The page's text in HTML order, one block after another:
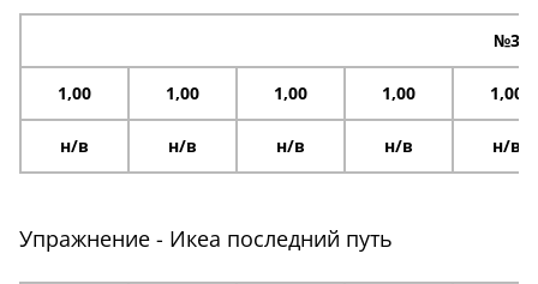
№3
1,00 1,00 1,00 1,00 1,00
н/в н/в н/в н/в н/в
Упражнение - Икеа последний путь